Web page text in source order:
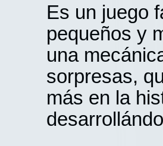
Es un juego
pequeños y
una
sorpresas,
más en la